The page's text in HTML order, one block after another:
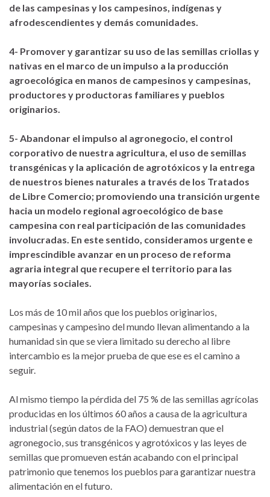
de las campesinas y los campesinos, indígenas y
afrodescendientes y demás comunidades.
4- Promover y garantizar su uso de las semillas criollas y
nativas en el marco de un impulso a la producción
agroecológica en manos de campesinos y campesinas,
productores y productoras familiares y pueblos
originarios.
5- Abandonar el impulso al agronegocio, el control
corporativo de nuestra agricultura, el uso de semillas
transgénicas y la aplicación de agrotóxicos y la entrega
de nuestros bienes naturales a través de los Tratados
de Libre Comercio; promoviendo una transición urgente
hacia un modelo regional agroecológico de base
campesina con real participación de las comunidades
involucradas. En este sentido, consideramos urgente e
imprescindible avanzar en un proceso de reforma
agraria integral que recupere el territorio para las
mayorías sociales.
Los más de 10 mil años que los pueblos originarios,
campesinas y campesino del mundo llevan alimentando a la
humanidad sin que se viera limitado su derecho al libre
intercambio es la mejor prueba de que ese es el camino a
seguir.
Al mismo tiempo la pérdida del 75 % de las semillas agrícolas
producidas en los últimos 60 años a causa de la agricultura
industrial (según datos de la FAO) demuestran que el
agronegocio, sus transgénicos y agrotóxicos y las leyes de
semillas que promueven están acabando con el principal
patrimonio que tenemos los pueblos para garantizar nuestra
alimentación en el futuro.